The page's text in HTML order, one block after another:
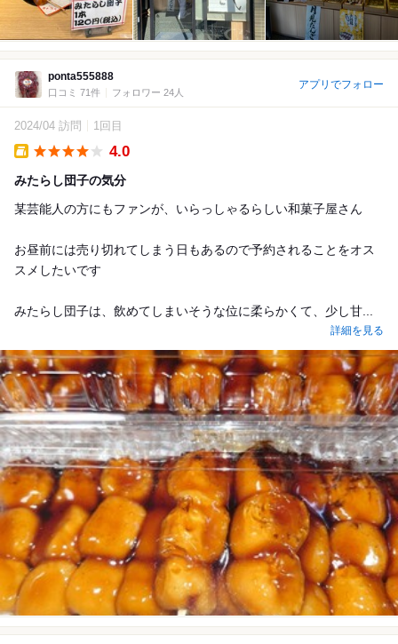
ponta555888
口コミ 71件 フォロワー 24人
アプリでフォロー
2024/04 訪問 1回目
4.0
みたらし団子の気分
某芸能人の方にもファンが、いらっしゃるらしい和菓子屋さん
お昼前には売り切れてしまう日もあるので予約されることをオス
スメしたいです
みたらし団子は、飲めてしまいそうな位に柔らかくて、少し甘...
詳細を見る